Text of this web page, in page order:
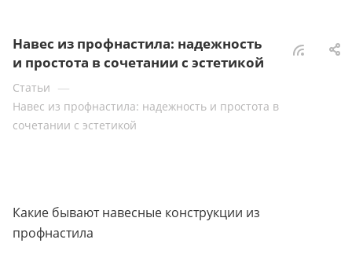
Навес из профнастила: надежность
и простота в сочетании с эстетикой
Статьи —
Навес из профнастила: надежность и простота в
сочетании с эстетикой
Какие бывают навесные конструкции из
профнастила